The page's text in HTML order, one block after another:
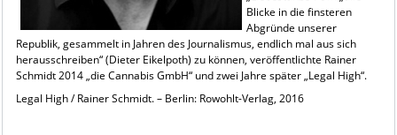
Blicke in die finsteren
Abgründe unserer
Republik, gesammelt in Jahren des Journalismus, endlich mal aus sich
herausschreiben“ (Dieter Eikelpoth) zu können, veröffentlichte Rainer
Schmidt 2014 „die Cannabis GmbH“ und zwei Jahre später „Legal High“.
Legal High / Rainer Schmidt. – Berlin: Rowohlt-Verlag, 2016